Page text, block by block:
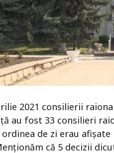
2021 consilierii
au fost 33 consilieri
de zi erau
că 5 decizii